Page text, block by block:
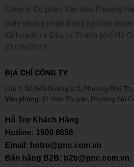
Công ty Cổ phần Văn hoá Phương
Giấy chứng nhận Đăng ký Kinh
Kế hoạch và Đầu tư Thành phố Hồ
21/06/2019
ĐỊA CHỈ CÔNG TY
Lầu 1, Số 940 Đường 3/2, Phường Phú
Văn phòng: 31 Hàn Thuyên, Phường Sài
Hỗ Trợ Khách Hàng
Hotline: 1900 6656
Email: hotro@pnc.com.vn
Bán hàng B2B: b2b@pnc.com.vn